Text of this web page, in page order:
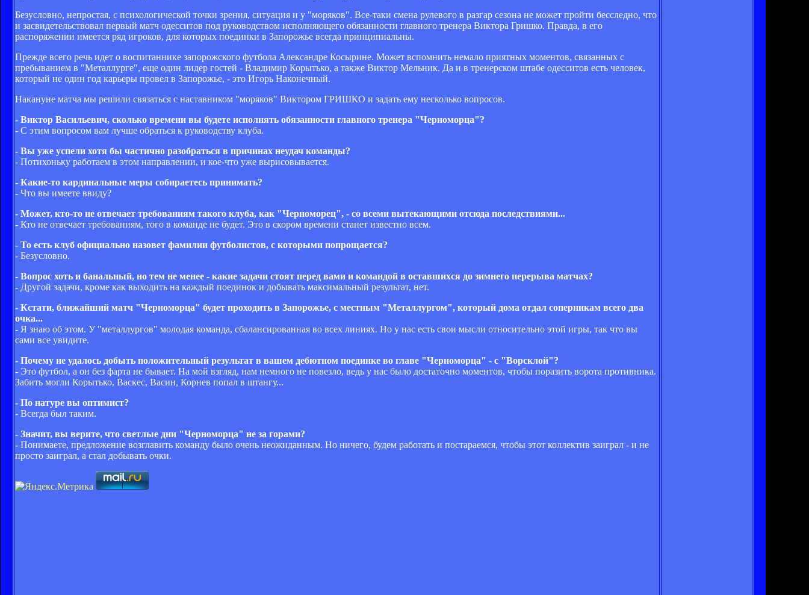
Безусловно, непростая, с психологической точки зрения, ситуация и у "моряков". Все-таки смена рулевого в разгар сезона не может пройти бесследно, что
и засвидетельствовал первый матч одесситов под руководством исполняющего обязанности главного тренера Виктора Гришко. Правда, в его
распоряжении имеется ряд игроков, для которых поединки в Запорожье всегда принципиальны.
Прежде всего речь идет о воспитаннике запорожского футбола Александре Косырине. Может вспомнить немало приятных моментов, связанных с
пребыванием в "Металлурге", еще один лидер гостей - Владимир Корытько, а также Виктор Мельник. Да и в тренерском штабе одесситов есть человек,
который не один год карьеры провел в Запорожье, - это Игорь Наконечный.
Накануне матча мы решили связаться с наставником "моряков" Виктором ГРИШКО и задать ему несколько вопросов.
- Виктор Васильевич, сколько времени вы будете исполнять обязанности главного тренера "Черноморца"?
- С этим вопросом вам лучше обраться к руководству клуба.
- Вы уже успели хотя бы частично разобраться в причинах неудач команды?
- Потихоньку работаем в этом направлении, и кое-что уже вырисовывается.
- Какие-то кардинальные меры собираетесь принимать?
- Что вы имеете ввиду?
- Может, кто-то не отвечает требованиям такого клуба, как "Черноморец", - со всеми вытекающими отсюда последствиями...
- Кто не отвечает требованиям, того в команде не будет. Это в скором времени станет известно всем.
- То есть клуб официально назовет фамилии футболистов, с которыми попрощается?
- Безусловно.
- Вопрос хоть и банальный, но тем не менее - какие задачи стоят перед вами и командой в оставшихся до зимнего перерыва матчах?
- Другой задачи, кроме как выходить на каждый поединок и добывать максимальный результат, нет.
- Кстати, ближайший матч "Черноморца" будет проходить в Запорожье, с местным "Металлургом", который дома отдал соперникам всего два
очка...
- Я знаю об этом. У "металлургов" молодая команда, сбалансированная во всех линиях. Но у нас есть свои мысли относительно этой игры, так что вы
сами все увидите.
- Почему не удалось добыть положительный результат в вашем дебютном поединке во главе "Черноморца" - с "Ворсклой"?
- Это футбол, а он без фарта не бывает. На мой взгляд, нам немного не повезло, ведь у нас было достаточно моментов, чтобы поразить ворота противника.
Забить могли Корытько, Васкес, Васин, Корнев попал в штангу...
- По натуре вы оптимист?
- Всегда был таким.
- Значит, вы верите, что светлые дни "Черноморца" не за горами?
- Понимаете, предложение возглавить команду было очень неожиданным. Но ничего, будем работать и постараемся, чтобы этот коллектив заиграл - и не
просто заиграл, а стал добывать очки.